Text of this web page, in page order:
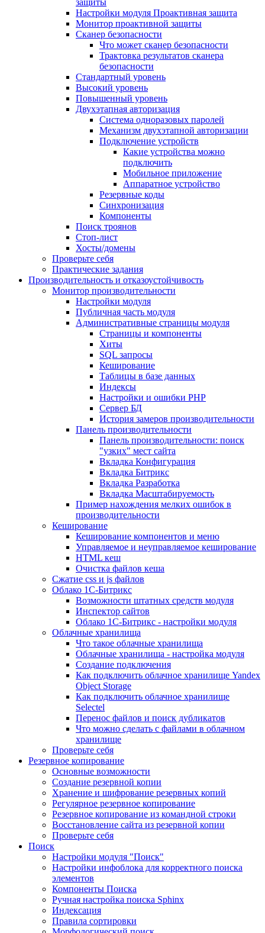
защиты
Настройки модуля Проактивная защита
Монитор проактивной защиты
Сканер безопасности
Что может сканер безопасности
Трактовка результатов сканера
безопасности
Стандартный уровень
Высокий уровень
Повышенный уровень
Двухэтапная авторизация
Система одноразовых паролей
Механизм двухэтапной авторизации
Подключение устройств
Какие устройства можно
подключить
Мобильное приложение
Аппаратное устройство
Резервные коды
Синхронизация
Компоненты
Поиск троянов
Стоп-лист
Хосты/домены
Проверьте себя
Практические задания
Производительность и отказоустойчивость
Монитор производительности
Настройки модуля
Публичная часть модуля
Административные страницы модуля
Страницы и компоненты
Хиты
SQL запросы
Кеширование
Таблицы в базе данных
Индексы
Настройки и ошибки PHP
Сервер БД
История замеров производительности
Панель производительности
Панель производительности: поиск
"узких" мест сайта
Вкладка Конфигурация
Вкладка Битрикс
Вкладка Разработка
Вкладка Масштабируемость
Пример нахождения мелких ошибок в
производительности
Кеширование
Кеширование компонентов и меню
Управляемое и неуправляемое кеширование
HTML кеш
Очистка файлов кеша
Сжатие css и js файлов
Облако 1С-Битрикс
Возможности штатных средств модуля
Инспектор сайтов
Облако 1С-Битрикс - настройки модуля
Облачные хранилища
Что такое облачные хранилища
Облачные хранилища - настройка модуля
Создание подключения
Как подключить облачное хранилище Yandex
Object Storage
Как подключить облачное хранилище
Selectel
Перенос файлов и поиск дубликатов
Что можно сделать с файлами в облачном
хранилище
Проверьте себя
Резервное копирование
Основные возможности
Создание резервной копии
Хранение и шифрование резервных копий
Регулярное резервное копирование
Резервное копирование из командной строки
Восстановление сайта из резервной копии
Проверьте себя
Поиск
Настройки модуля "Поиск"
Настройки инфоблока для корректного поиска
элементов
Компоненты Поиска
Ручная настройка поиска Sphinx
Индексация
Правила сортировки